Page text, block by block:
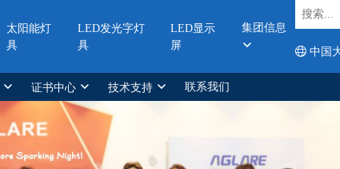
太阳能灯
具
LED发光字灯
具
LED显示
屏
集团信息
中国
证书中心 技术支持 联系我们